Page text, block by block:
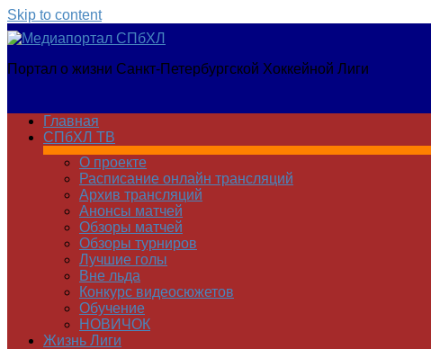
Skip to content
Медиапортал
Портал о жизни Санкт-Петербургской Хоккейной Лиги
Главная
СПбХЛ ТВ
О проекте
Расписание онлайн трансляций
Архив трансляций
Анонсы матчей
Обзоры матчей
Обзоры турниров
Лучшие голы
Вне льда
Конкурс видеосюжетов
Обучение
НОВИЧОК
Жизнь Лиги